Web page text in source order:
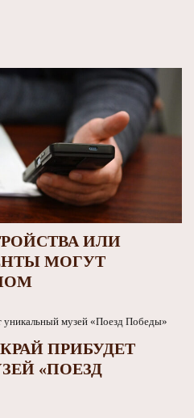
ИЛИ
МОГУТ
ПРИБУДЕТ
«ПОЕЗД